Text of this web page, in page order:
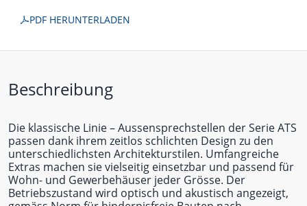
PDF HERUNTERLADEN
Beschreibung
Die klassische Linie – Aussensprechstellen der Serie ATS
passen dank ihrem zeitlos schlichten Design zu den
unterschiedlichsten Architekturstilen. Umfangreiche
Extras machen sie vielseitig einsetzbar und passend für
Wohn- und Gewerbehäuser jeder Grösse. Der
Betriebszustand wird optisch und akustisch angezeigt,